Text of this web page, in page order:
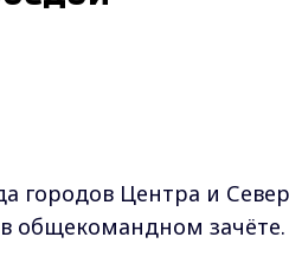
городов Центра и
общекомандном зачёте.